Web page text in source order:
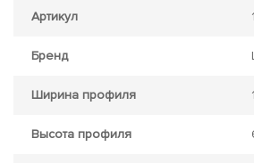
Артикул
Бренд
Ширина профиля
Высота профиля